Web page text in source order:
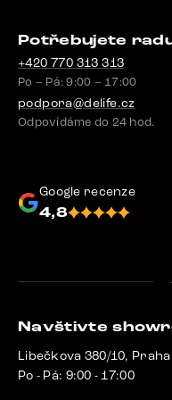
Potřebujete
+420 770 313 313
Po – Pá: 9:00 – 17:00
podpora@delife.cz
Odpovídáme do 24 hod.
Google recenze
4,8
Navštivte
Libečkova 380/10, Praha
Po - Pá: 9:00 - 17:00